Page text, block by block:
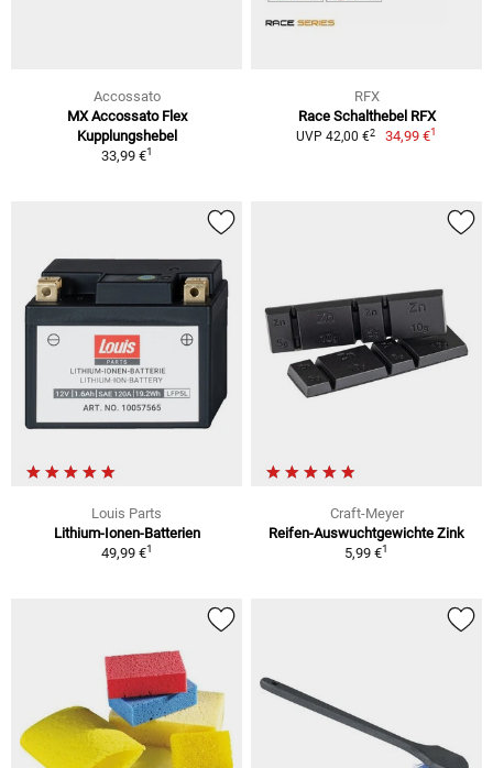
Accossato
MX Accossato Flex
Kupplungshebel
33,99 €1
RFX
Race Schalthebel RFX
UVP 42,00 €2 34,99 €1
Louis Parts
Lithium-Ionen-Batterien
49,99 €1
Craft-Meyer
Reifen-Auswuchtgewichte Zink
5,99 €1